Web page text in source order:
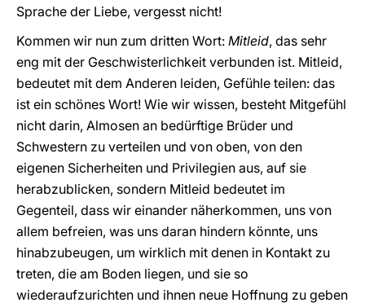
Sprache der Liebe, vergesst nicht!
Kommen wir nun zum dritten Wort: Mitleid, das sehr
eng mit der Geschwisterlichkeit verbunden ist. Mitleid,
bedeutet mit dem Anderen leiden, Gefühle teilen: das
ist ein schönes Wort! Wie wir wissen, besteht Mitgefühl
nicht darin, Almosen an bedürftige Brüder und
Schwestern zu verteilen und von oben, von den
eigenen Sicherheiten und Privilegien aus, auf sie
herabzublicken, sondern Mitleid bedeutet im
Gegenteil, dass wir einander näherkommen, uns von
allem befreien, was uns daran hindern könnte, uns
hinabzubeugen, um wirklich mit denen in Kontakt zu
treten, die am Boden liegen, und sie so
wiederaufzurichten und ihnen neue Hoffnung zu geben